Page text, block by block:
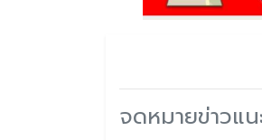
จดหมายข่าวแน